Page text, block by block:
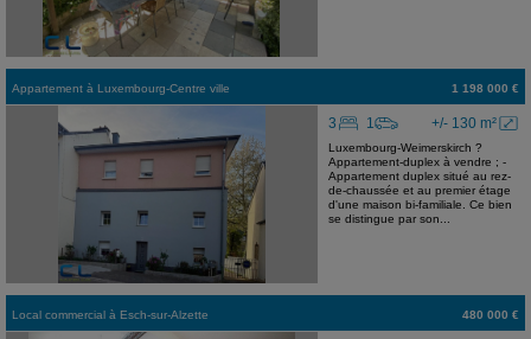
Appartement à Luxembourg-Centre ville 1 198 000 €
+/- 130 m²
3 1
Luxembourg-Weimerskirch ?
Appartement-duplex à vendre ; -
Appartement duplex situé au rez-
de-chaussée et au premier étage
d'une maison bi-familiale. Ce bien
se distingue par son...
Local commercial à Esch-sur-Alzette 480 000 €